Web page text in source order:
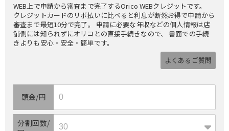
WEB上で申請から審査まで完了するOrico WEBクレジットです。
クレジットカードのリボ払いに比べると利息が断然お得で申請から
審査まで最短10分で完了。 申請に必要な年収などの個人情報は店
舗側には知られずにオリコとの直接手続きなので、 書面での手続
きよりも安心・安全・簡単です。
よくあるご質問
頭金/円
分割回数/